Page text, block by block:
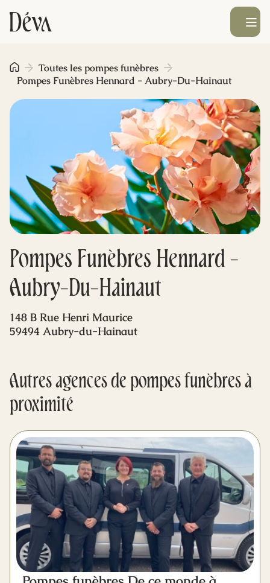
Obsèques
Prévoyance
Monument funéraire
Livraison de fleurs
Blog
Mes dernières volontés
Ouvrir le
Pompes Funèbres Hennard -
Aubry-Du-Hainaut
Toutes les pompes funèbres
Pompes Funèbres Hennard - Aubry-Du-Hainaut
148 B Rue Henri Maurice
59494 Aubry-du-Hainaut
Autres agences de pompes funèbres à
proximité